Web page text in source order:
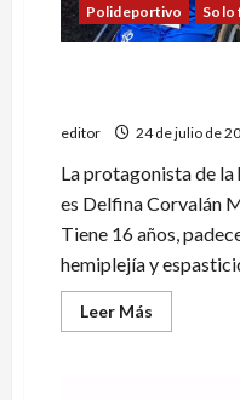
Polideportivo Solo
editor 24 de julio de
La protagonista de
es Delfina Corvalán
Tiene 16 años,
hemiplejía y
Leer Más
más